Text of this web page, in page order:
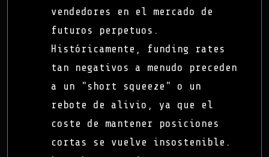
vendedores en el mercado de
futuros perpetuos.
Históricamente, funding rates
tan negativos a menudo preceden
a un "short squeeze" o un
rebote de alivio, ya que el
coste de mantener posiciones
cortas se vuelve insostenible.